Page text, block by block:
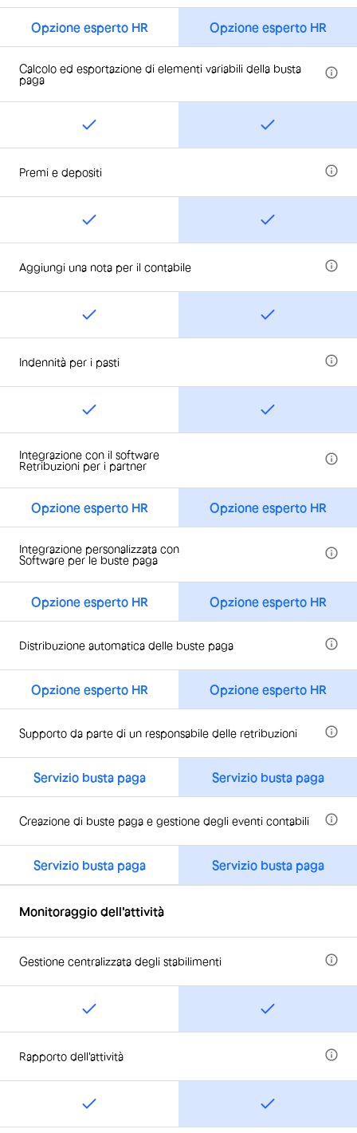
Opzione esperto HR Opzione esperto HR
Calcolo ed esportazione di elementi variabili della busta
paga
Premi e depositi
Aggiungi una nota per il contabile
Indennità per i pasti
Integrazione con il software
Retribuzioni per i partner
Opzione esperto HR Opzione esperto HR
Integrazione personalizzata con
Software per le buste paga
Opzione esperto HR Opzione esperto HR
Distribuzione automatica delle buste paga
Opzione esperto HR Opzione esperto HR
Supporto da parte di un responsabile delle retribuzioni
Servizio busta paga Servizio busta paga
Creazione di buste paga e gestione degli eventi contabili
Servizio busta paga Servizio busta paga
Monitoraggio dell'attività
Gestione centralizzata degli stabilimenti
Rapporto dell'attività